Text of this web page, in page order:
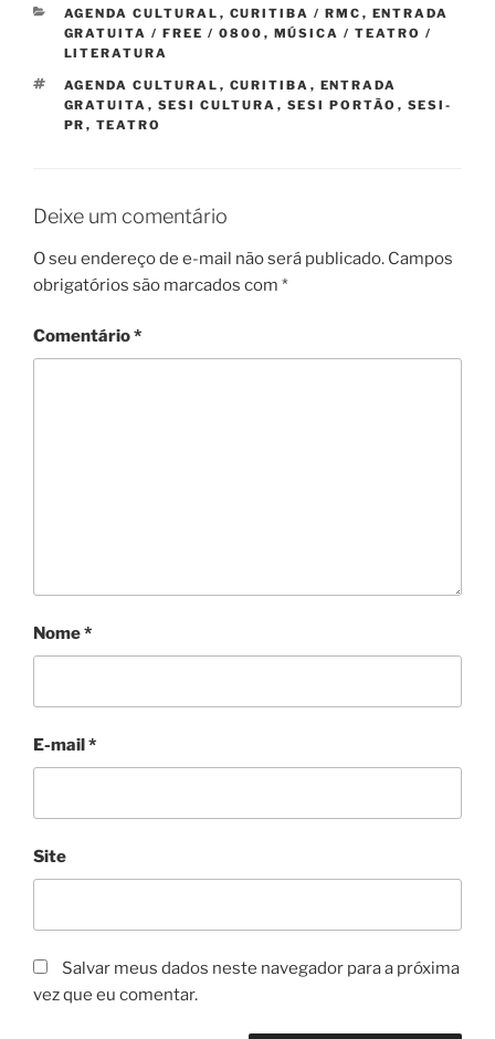
CATEGORIAS
AGENDA CULTURAL , CURITIBA / RMC , ENTRADA
GRATUITA / FREE / 0800 , MÚSICA / TEATRO /
LITERATURA
TAGS
AGENDA CULTURAL , CURITIBA , ENTRADA
GRATUITA , SESI CULTURA , SESI PORTÃO , SESI-
PR , TEATRO
Deixe um comentário
O seu endereço de e-mail não será publicado. Campos
obrigatórios são marcados com *
Comentário*
Nome*
E-mail *
Site
Salvar meus dados neste navegador para a próxima
vez que eu comentar.